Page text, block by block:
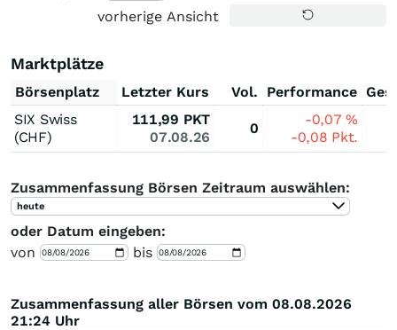
vorherige Ansicht
Marktplätze
Börsenplatz Letzter Kurs Vol. Performance
SIX Swiss
(CHF)
111,99 PKT
07.08.26
0
-0,07%
-0,08 Pkt.
Zusammenfassung Börsen Zeitraum auswählen:
heute
oder Datum eingeben:
von
bis
Zusammenfassung aller Börsen vom 08.08.2026
21:24 Uhr